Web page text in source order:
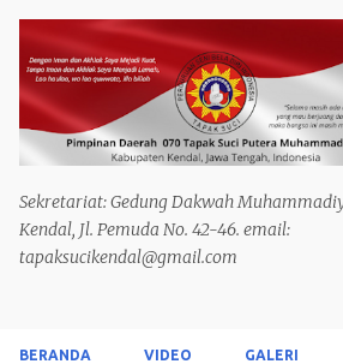
Langsung ke konten
Sekretariat: Gedung Dakwah
Kendal, Jl. Pemuda No. 42-46. email:
tapaksucikendal@gmail.com
BERANDA VIDEO GALERI